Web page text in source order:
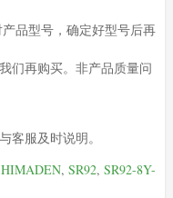
品型号，确定好型号后再
们再购买。非产品质量问
客服及时说明。
, SR92, SR92-8Y-